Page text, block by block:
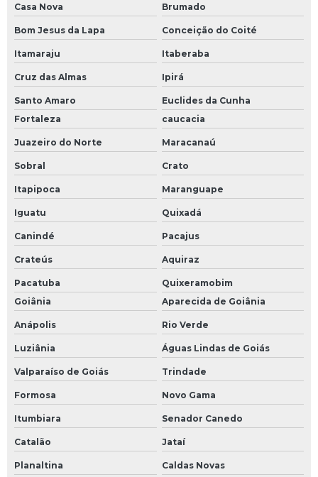
Casa Nova Brumado
Bom Jesus da Lapa Conceição do Coité
Itamaraju Itaberaba
Cruz das Almas Ipirá
Santo Amaro
Euclides da Cunha
Fortaleza
caucacia
Juazeiro do Norte Maracanaú
Sobral Crato
Itapipoca Maranguape
Iguatu Quixadá
Canindé Pacajus
Crateús Aquiraz
Pacatuba
Quixeramobim
Goiânia
Aparecida de Goiânia
Anápolis Rio Verde
Luziânia Águas Lindas de Goiás
Valparaíso de Goiás Trindade
Formosa Novo Gama
Itumbiara Senador Canedo
Catalão Jataí
Planaltina
Caldas Novas